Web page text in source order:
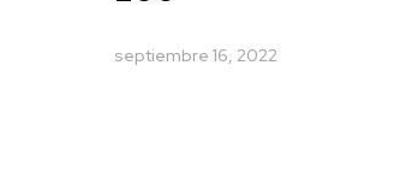
septiembre 16, 2022